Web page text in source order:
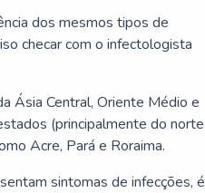
dos mesmos tipos de
checar com o infectologista
Ásia Central, Oriente Médio e
(principalmente do norte
Acre, Pará e Roraima.
sintomas de infecções, é